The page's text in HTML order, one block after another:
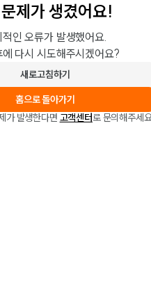
제가 생겼어요!
적인 오류가 발생했어요.
다시 시도해주시겠어요?
새로고침하기
홈으로 돌아가기
가 발생한다면 고객센터로 문의해주세